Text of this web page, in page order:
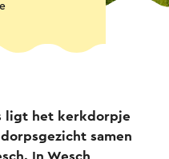
ligt het kerkdorpje
samen
In Wesch